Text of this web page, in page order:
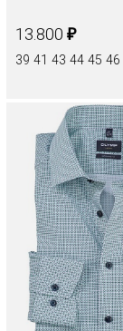
13.800 ₽
39 41 43 44 45 46